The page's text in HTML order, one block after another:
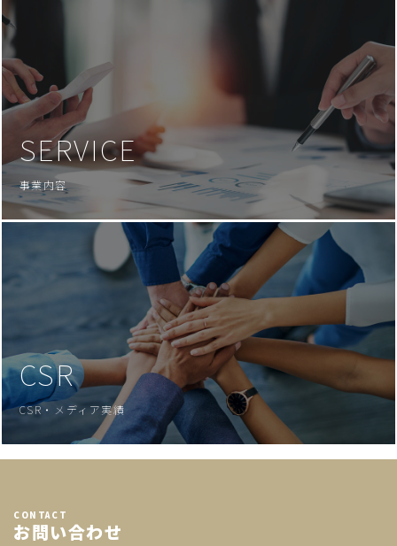
SERVICE
事業内容
CSR
CSR・メディア実績
CONTACT
お問い合わせ